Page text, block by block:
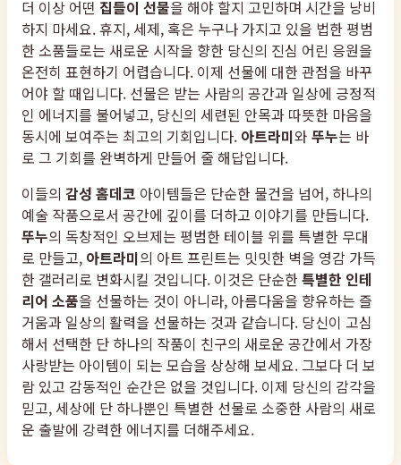
더 이상 어떤 집들이 선물을 해야 할지 고민하며 시간을 낭비
하지 마세요. 휴지, 세제, 혹은 누구나 가지고 있을 법한 평범
한 소품들로는 새로운 시작을 향한 당신의 진심 어린 응원을
온전히 표현하기 어렵습니다. 이제 선물에 대한 관점을 바꾸
어야 할 때입니다. 선물은 받는 사람의 공간과 일상에 긍정적
인 에너지를 불어넣고, 당신의 세련된 안목과 따뜻한 마음을
동시에 보여주는 최고의 기회입니다. 아트라미와 뚜누는 바
로 그 기회를 완벽하게 만들어 줄 해답입니다.
이들의 감성 홈데코 아이템들은 단순한 물건을 넘어, 하나의
예술 작품으로서 공간에 깊이를 더하고 이야기를 만듭니다.
뚜누의 독창적인 오브제는 평범한 테이블 위를 특별한 무대
로 만들고, 아트라미의 아트 프린트는 밋밋한 벽을 영감 가득
한 갤러리로 변화시킬 것입니다. 이것은 단순한특별한 인테
리어 소품을 선물하는 것이 아니라, 아름다움을 향유하는 즐
거움과 일상의 활력을 선물하는 것과 같습니다. 당신이 고심
해서 선택한 단 하나의 작품이 친구의 새로운 공간에서 가장
사랑받는 아이템이 되는 모습을 상상해 보세요. 그보다 더 보
람 있고 감동적인 순간은 없을 것입니다. 이제 당신의 감각을
믿고, 세상에 단 하나뿐인 특별한 선물로 소중한 사람의 새로
운 출발에 강력한 에너지를 더해주세요.